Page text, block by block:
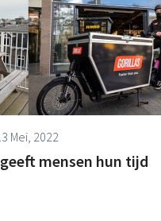
Mei, 2022
mensen hun tijd